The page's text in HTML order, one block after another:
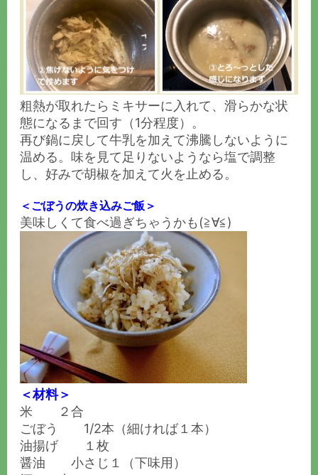
粗熱が取れたらミキサーに入れて、滑らかな状
態になるまで回す（1分程度）。
再び鍋に戻して牛乳を加えて沸騰しないように
温める。味を見て足りないようなら塩で調整
し、好みで胡椒を加えて火を止める。
＜ごぼうの炊き込みご飯＞
美味しくて食べ過ぎちゃうかも(≧∀≦)
＜材料＞
米 ２合
ごぼう 1/2本（細ければ１本）
油揚げ １枚
醤油 小さじ１（下味用）